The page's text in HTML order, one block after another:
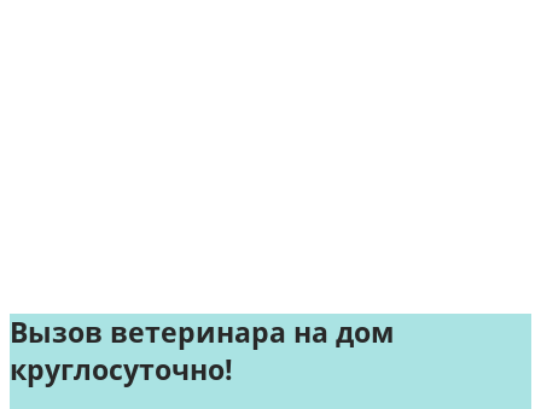
Вызов ветеринара на дом
круглосуточно!